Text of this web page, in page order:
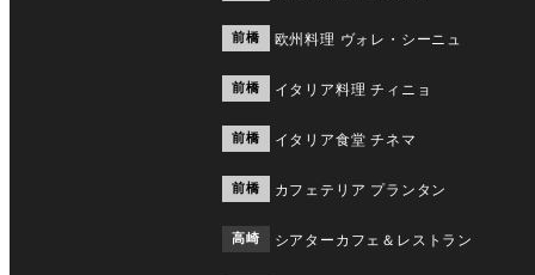
前橋 欧州料理 ヴォレ・シーニュ
前橋 イタリア料理 チィニョ
前橋 イタリア食堂 チネマ
前橋 カフェテリア プランタン
高崎 シアターカフェ＆レストラン